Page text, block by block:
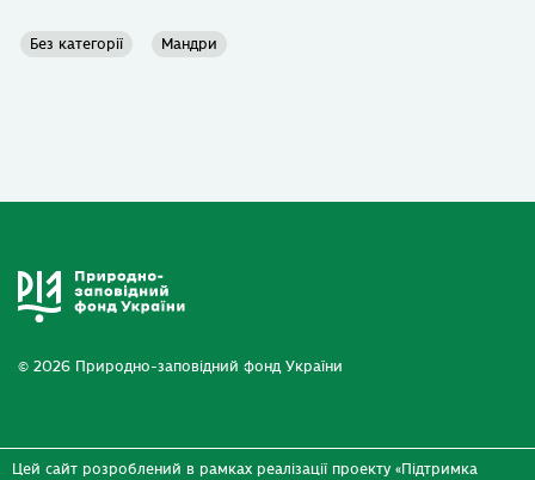
Без категорії Мандри
© 2026 Природно-заповідний фонд України
Цей сайт розроблений в рамках реалізації проекту «Підтримка